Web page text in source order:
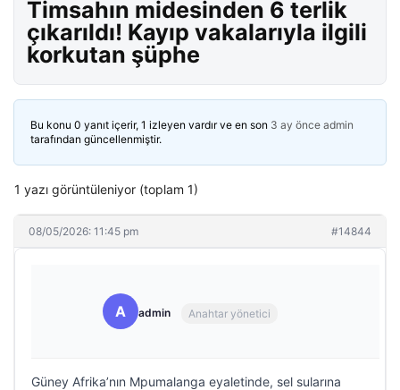
Timsahın midesinden 6 terlik
çıkarıldı! Kayıp vakalarıyla ilgili
korkutan şüphe
Bu konu 0 yanıt içerir, 1 izleyen vardır ve en son 3 ay önce admin
tarafından güncellenmiştir.
1 yazı görüntüleniyor (toplam 1)
08/05/2026: 11:45 pm #14844
A admin Anahtar yönetici
Güney Afrika’nın Mpumalanga eyaletinde, sel sularına